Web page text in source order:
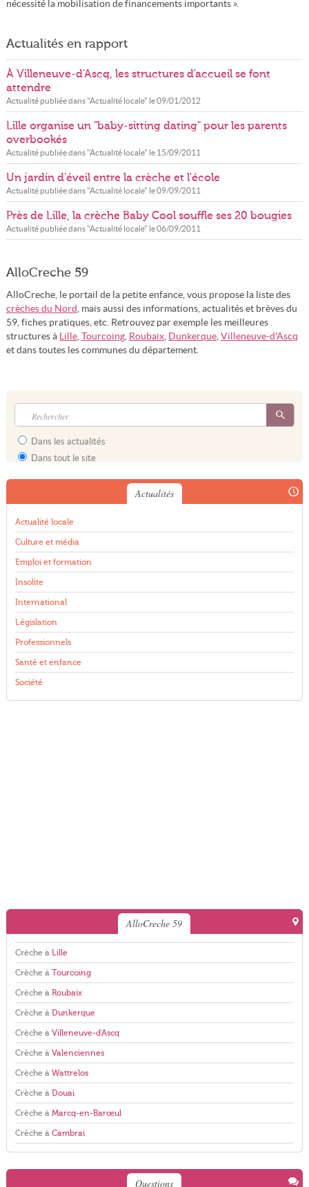
nécessité la mobilisation de financements importants ».
Actualités en rapport
À Villeneuve-d'Ascq, les structures d'accueil se font
attendre
Actualité publiée dans "Actualité locale" le09/01/2012
Lille organise un "baby-sitting dating" pour les parents
overbookés
Actualité publiée dans "Actualité locale" le 15/09/2011
Un jardin d'éveil entre la crèche et l'école
Actualité publiée dans "Actualité locale" le09/09/2011
Près de Lille, la crèche Baby Cool souffle ses 20 bougies
Actualité publiée dans "Actualité locale" le06/09/2011
AlloCreche 59
AlloCreche, le portail de la petite enfance, vous propose la liste des
crèches du Nord, mais aussi des informations, actualités et brèves du
59, fiches pratiques, etc. Retrouvez par exemple les meilleures
structures à Lille, Tourcoing, Roubaix, Dunkerque, Villeneuve-d'Ascq
et dans toutes les communes du département.
Dans les actualités
Dans tout le site
Actualités
Actualité locale
Culture et média
Emploi et formation
Insolite
International
Législation
Professionnels
Santé et enfance
Société
AlloCreche 59
Crèche à Lille
Crèche à Tourcoing
Crèche à Roubaix
Crèche à Dunkerque
Crèche à Villeneuve-d'Ascq
Crèche à Valenciennes
Crèche à Wattrelos
Crèche à Douai
Crèche à Marcq-en-Barœul
Crèche à Cambrai
Questions